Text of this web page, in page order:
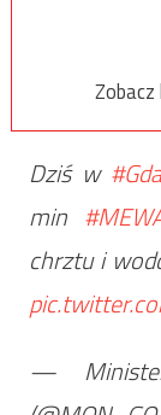
Dziś w
min
chrztu i
—